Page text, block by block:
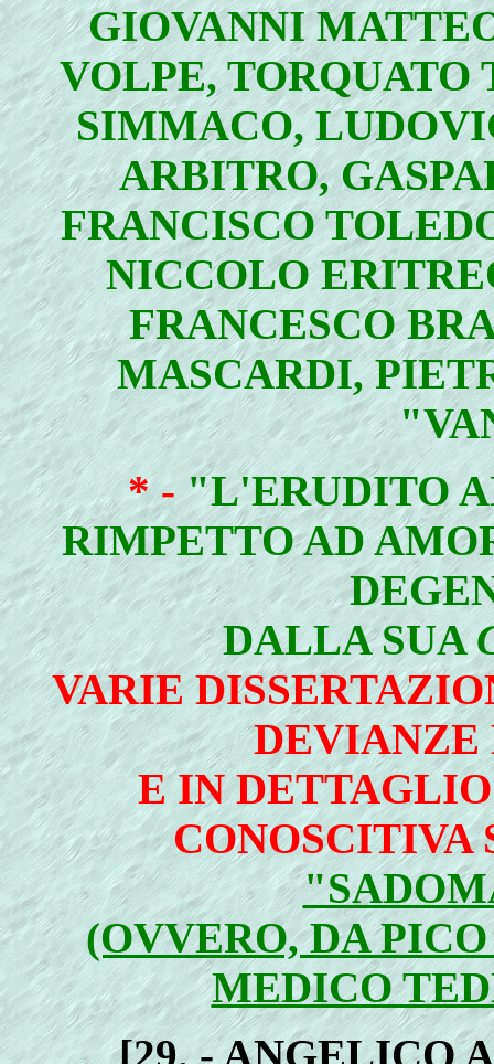
GIOVANNI
VOLPE, TORQUATO
SIMMACO,
ARBITRO,
FRANCISCO
NICCOLO
FRANCESCO
MASCARDI,
* -"L'ERUDITO
RIMPETTO AD
DALLA SUA
VARIE
DEVIANZE
E IN
CONOSCITIVA
(OVVERO, DA
MEDICO